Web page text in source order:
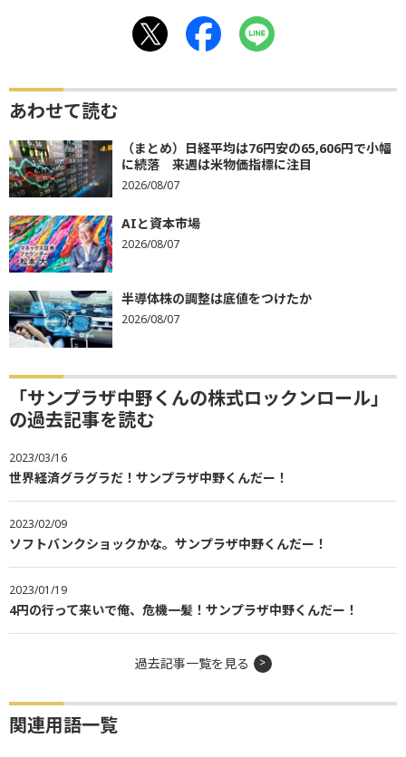
あわせて読む
（まとめ）日経平均は76円安の65,606円で小幅
に続落 来週は米物価指標に注目
2026/08/07
AIと資本市場
2026/08/07
半導体株の調整は底値をつけたか
2026/08/07
「サンプラザ中野くんの株式ロックンロール」
の過去記事を読む
2023/03/16
世界経済グラグラだ！サンプラザ中野くんだー！
2023/02/09
ソフトバンクショックかな。サンプラザ中野くんだー！
2023/01/19
4円の行って来いで俺、危機一髪！サンプラザ中野くんだー！
過去記事一覧を見る
関連用語一覧